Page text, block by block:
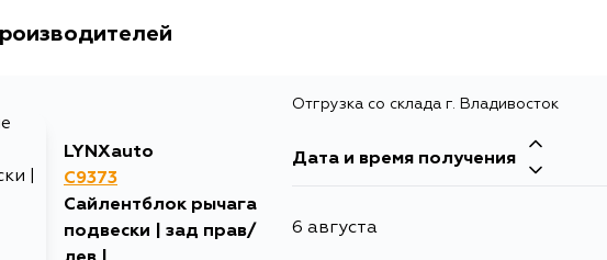
12.88 дней
i
LYNXauto
C9373
Сайлентблок рычага
подвески | зад прав/
Отгрузка со склада г. Владивосток
Дата и время получения
6 августа